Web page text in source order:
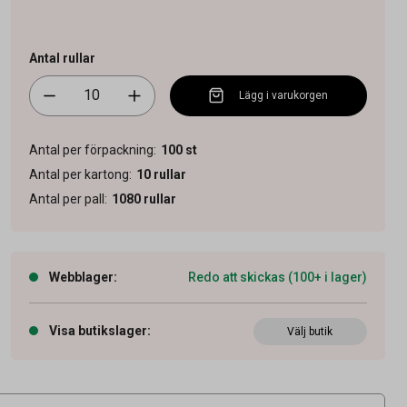
Antal rullar
Lägg i varukorgen
Antal per förpackning: 100 st
Antal per kartong: 10 rullar
Antal per pall : 1080 rullar
Webblager: Redo att skickas (100+ i lager)
Visa butikslager: Välj butik